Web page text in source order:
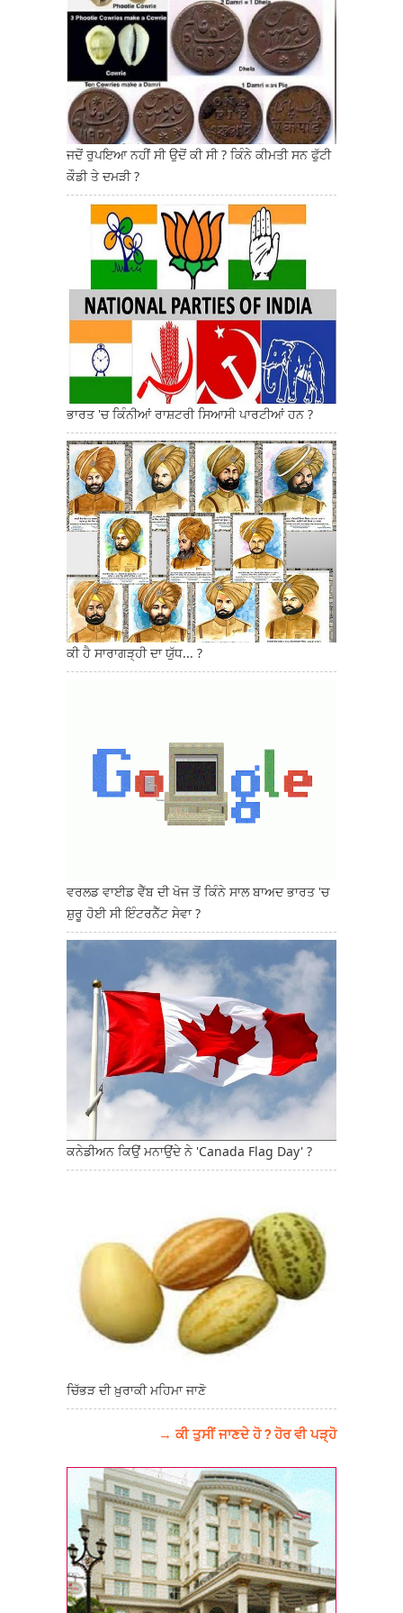
ਜਦੋਂ ਰੁਪਇਆ ਨਹੀਂ ਸੀ ਉਦੋਂ ਕੀ ਸੀ ? ਕਿੰਨੇ ਕੀਮਤੀ ਸਨ ਫੁੱਟੀ
ਕੌਡੀ ਤੇ ਦਮੜੀ ?
ਭਾਰਤ 'ਚ ਕਿੰਨੀਆਂ ਰਾਸ਼ਟਰੀ ਸਿਆਸੀ ਪਾਰਟੀਆਂ ਹਨ ?
ਕੀ ਹੈ ਸਾਰਾਗੜ੍ਹੀ ਦਾ ਯੁੱਧ... ?
ਵਰਲਡ ਵਾਈਡ ਵੈੱਬ ਦੀ ਖੋਜ ਤੋਂ ਕਿੰਨੇ ਸਾਲ ਬਾਅਦ ਭਾਰਤ 'ਚ
ਸ਼ੁਰੂ ਹੋਈ ਸੀ ਇੰਟਰਨੈੱਟ ਸੇਵਾ ?
ਕਨੇਡੀਅਨ ਕਿਉਂ ਮਨਾਉਂਦੇ ਨੇ 'Canada Flag Day' ?
ਚਿੱਭੜ ਦੀ ਖ਼ੁਰਾਕੀ ਮਹਿਮਾ ਜਾਣੋ
→ ਕੀ ਤੁਸੀਂ ਜਾਣਦੇ ਹੋ ? ਹੋਰ ਵੀ ਪੜ੍ਹੋ